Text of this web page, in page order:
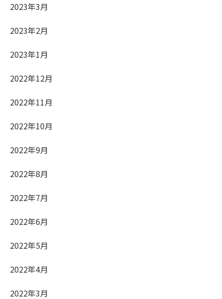
2023年3月
2023年2月
2023年1月
2022年12月
2022年11月
2022年10月
2022年9月
2022年8月
2022年7月
2022年6月
2022年5月
2022年4月
2022年3月